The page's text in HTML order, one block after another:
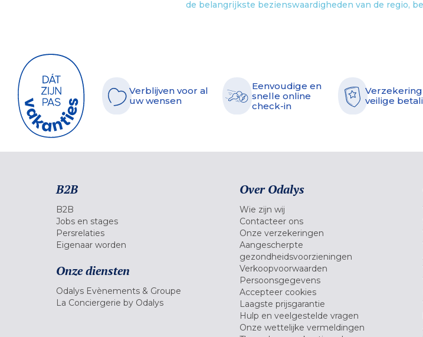
de belangrijkste bezienswaardigheden van de regio,
Verblijven voor al
uw wensen
Eenvoudige en
snelle online
check-in
Verzekering
veilige
B2B
B2B
Jobs en stages
Persrelaties
Eigenaar worden
Onze diensten
Odalys Evènements & Groupe
La Conciergerie by Odalys
Over Odalys
Wie zijn wij
Contacteer ons
Onze verzekeringen
Aangescherpte
gezondheidsvoorzieningen
Verkoopvoorwaarden
Persoonsgegevens
Accepteer cookies
Laagste prijsgarantie
Hulp en veelgestelde vragen
Onze wettelijke vermeldingen